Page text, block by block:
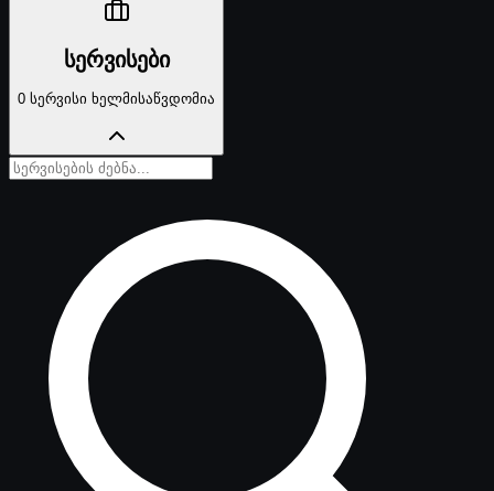
სერვისები
0 სერვისი ხელმისაწვდომია